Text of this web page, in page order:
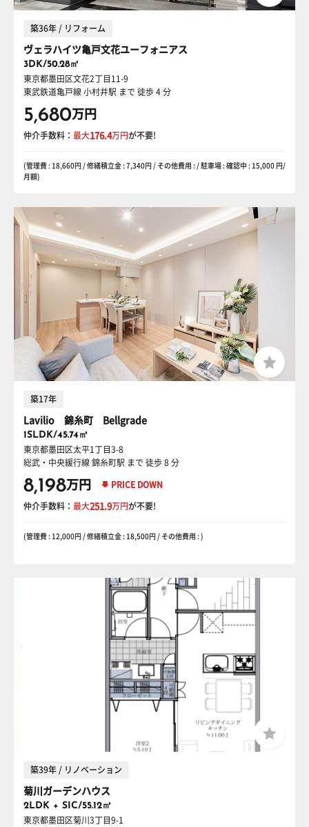
築36年 / リフォーム
ヴェラハイツ亀戸文花ユーフォニアス
3DK/50.28㎡
東京都墨田区文花2丁目11-9
東武鉄道亀戸線 小村井駅 まで 徒歩 4 分
5,680万円
仲介手数料： 最大176.4万円が不要!
(管理費 : 18,660円 / 修繕積立金 : 7,340円 / その他費用 : / 駐車場 : 確認中 : 15,000 円/
月額)
築17年
Lavilio 錦糸町 Bellgrade
1SLDK/45.74㎡
東京都墨田区太平1丁目3-8
総武・中央緩行線 錦糸町駅 まで 徒歩 8 分
8,198万円 PRICE DOWN
仲介手数料： 最大251.9万円が不要!
(管理費 : 12,000円 / 修繕積立金 : 18,500円 / その他費用 : )
築39年 / リノベーション
菊川ガーデンハウス
2LDK + SIC/55.12㎡
東京都墨田区菊川3丁目9-1